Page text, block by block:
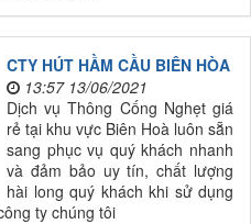
CTY HÚT HẦM CẦU BIÊN HÒA
13:57 13/06/2021
Dịch vụ Thông Cống Nghẹt giá
rẻ tại khu vực Biên Hoà luôn sẵn
sang phục vụ quý khách nhanh
và đảm bảo uy tín, chất lượng
hài long quý khách khi sử dụng
ty chúng tôi